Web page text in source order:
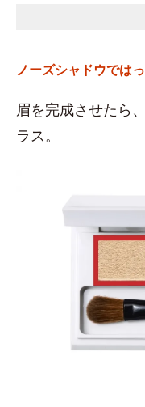
ノーズシャドウでは
眉を完成させたら
ラス。